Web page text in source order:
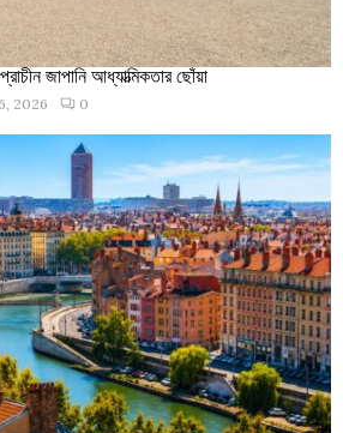
জাপানি আধ্যাত্মিকতার ছোঁয়া
2026 0